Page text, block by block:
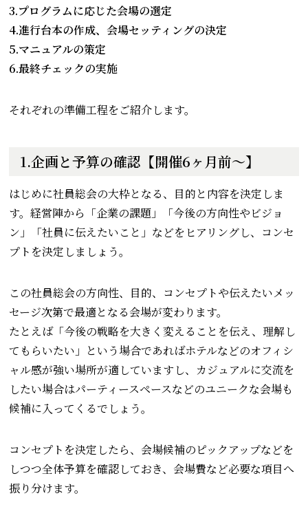
3.プログラムに応じた会場の選定
4.進行台本の作成、会場セッティングの決定
5.マニュアルの策定
6.最終チェックの実施
それぞれの準備工程をご紹介します。
1.企画と予算の確認【開催6ヶ月前～】
はじめに社員総会の大枠となる、目的と内容を決定しま
す。経営陣から「企業の課題」「今後の方向性やビジョ
ン」「社員に伝えたいこと」などをヒアリングし、コンセ
プトを決定しましょう。
この社員総会の方向性、目的、コンセプトや伝えたいメッ
セージ次第で最適となる会場が変わります。
たとえば「今後の戦略を大きく変えることを伝え、理解し
てもらいたい」という場合であればホテルなどのオフィシ
ャル感が強い場所が適していますし、カジュアルに交流を
したい場合はパーティースペースなどのユニークな会場も
候補に入ってくるでしょう。
コンセプトを決定したら、会場候補のピックアップなどを
しつつ全体予算を確認しておき、会場費など必要な項目へ
振り分けます。